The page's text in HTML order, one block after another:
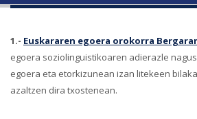
1.- Euskararen egoera orokorra
egoera soziolinguistikoaren adierazle
egoera eta etorkizunean izan litekeen
azaltzen dira txostenean.